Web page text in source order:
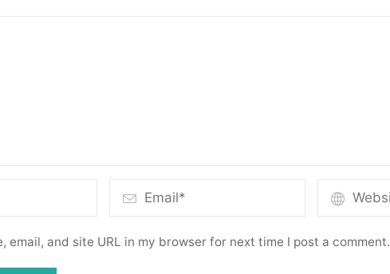
email, and site URL in my browser for next time I post a comment.